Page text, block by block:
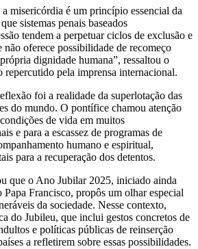
misericórdia é um princípio essencial da
sistemas penais baseados
tendem a perpetuar ciclos de exclusão e
oferece possibilidade de recomeço
dignidade humana”, ressaltou o
repercutido pela imprensa internacional.
foi a realidade da superlotação das
do mundo. O pontífice chamou atenção
de vida em muitos
e para a escassez de programas de
humano e espiritual,
para a recuperação dos detentos.
que o Ano Jubilar 2025, iniciado ainda
Francisco, propôs um olhar especial
da sociedade. Nesse contexto,
do Jubileu, que inclui gestos concretos de
e políticas públicas de reinserção
a refletirem sobre essas possibilidades.